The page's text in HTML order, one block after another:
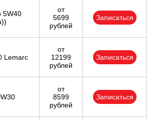
5W40
от
5699
рублей
Записаться
Lemarc
от
12199
рублей
Записаться
от
8599
рублей
Записаться